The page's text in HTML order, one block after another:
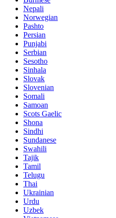
Nepali
Norwegian
Pashto
Persian
Punjabi
Serbian
Sesotho
Sinhala
Slovak
Slovenian
Somali
Samoan
Scots Gaelic
Shona
Sindhi
Sundanese
Swahili
Tajik
Tamil
Telugu
Thai
Ukrainian
Urdu
Uzbek